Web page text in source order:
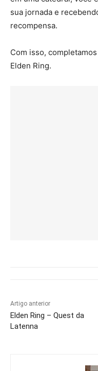
sua jornada e
recompensa.
Com isso,
Elden Ring.
Artigo anterior
Elden Ring – Quest da
Latenna